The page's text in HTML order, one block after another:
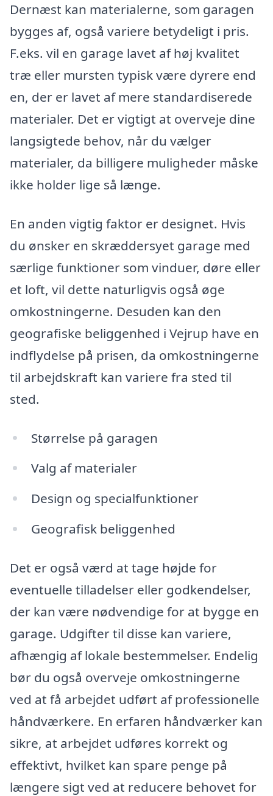
Dernæst kan materialerne, som garagen
bygges af, også variere betydeligt i pris.
F.eks. vil en garage lavet af høj kvalitet
træ eller mursten typisk være dyrere end
en, der er lavet af mere standardiserede
materialer. Det er vigtigt at overveje dine
langsigtede behov, når du vælger
materialer, da billigere muligheder måske
ikke holder lige så længe.
En anden vigtig faktor er designet. Hvis
du ønsker en skræddersyet garage med
særlige funktioner som vinduer, døre eller
et loft, vil dette naturligvis også øge
omkostningerne. Desuden kan den
geografiske beliggenhed i Vejrup have en
indflydelse på prisen, da omkostningerne
til arbejdskraft kan variere fra sted til
sted.
Størrelse på garagen
Valg af materialer
Design og specialfunktioner
Geografisk beliggenhed
Det er også værd at tage højde for
eventuelle tilladelser eller godkendelser,
der kan være nødvendige for at bygge en
garage. Udgifter til disse kan variere,
afhængig af lokale bestemmelser. Endelig
bør du også overveje omkostningerne
ved at få arbejdet udført af professionelle
håndværkere. En erfaren håndværker kan
sikre, at arbejdet udføres korrekt og
effektivt, hvilket kan spare penge på
længere sigt ved at reducere behovet for